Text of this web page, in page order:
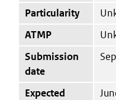
Particularity
ATMP
Submission
date
Expected